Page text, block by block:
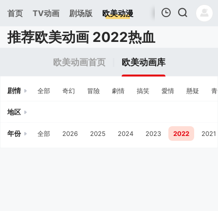
首页 TV动画 剧场版 欧美动漫
我的观影记录
推荐欧美动画 2022热血
欧美动画首页 欧美动画库
剧情 全部 奇幻 冒險 劇情 搞笑 愛情 懸疑
地区
年份 全部 2026 2025 2024 2023 2022 2021